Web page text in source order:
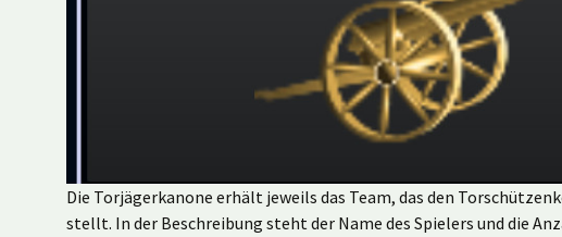
Die Torjägerkanone erhält jeweils das Team, das den
stellt. In der Beschreibung steht der Name des Spielers und die